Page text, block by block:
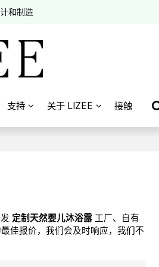
和制造
支持 关于 LIZEE 接触
定制天然婴儿沐浴露 工厂、自有
佳报价，我们会及时响应，我们不